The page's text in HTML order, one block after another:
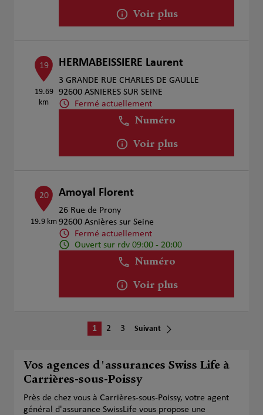
Voir plus
19
19.69
km
HERMABEISSIERE Laurent
3 GRANDE RUE CHARLES DE GAULLE
92600 ASNIERES SUR SEINE
Fermé actuellement
Numéro
Voir plus
20
19.9 km
Amoyal Florent
26 Rue de Prony
92600 Asnières sur Seine
Fermé actuellement
Ouvert sur rdv 09:00 - 20:00
Numéro
Voir plus
1 2 3 Suivant
Vos agences d'assurances Swiss Life à
Carrières-sous-Poissy
Près de chez vous à Carrières-sous-Poissy, votre agent
général d'assurance SwissLife vous propose une